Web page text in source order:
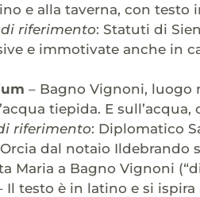
e alla taverna, con testo
riferimento: Statuti di
e immotivate anche in
– Bagno Vignoni, luogo
tiepida. E
riferimento: Diplomatico
dal notaio Ildebrando
Maria a Bagno Vignoni
Il testo è in latino e si